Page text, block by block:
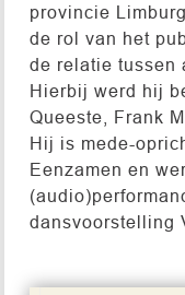
provincie
de rol van het
de relatie tussen
Hierbij werd hij
Queeste, Frank
Hij is mede-
Eenzamen en
dansvoorstelling